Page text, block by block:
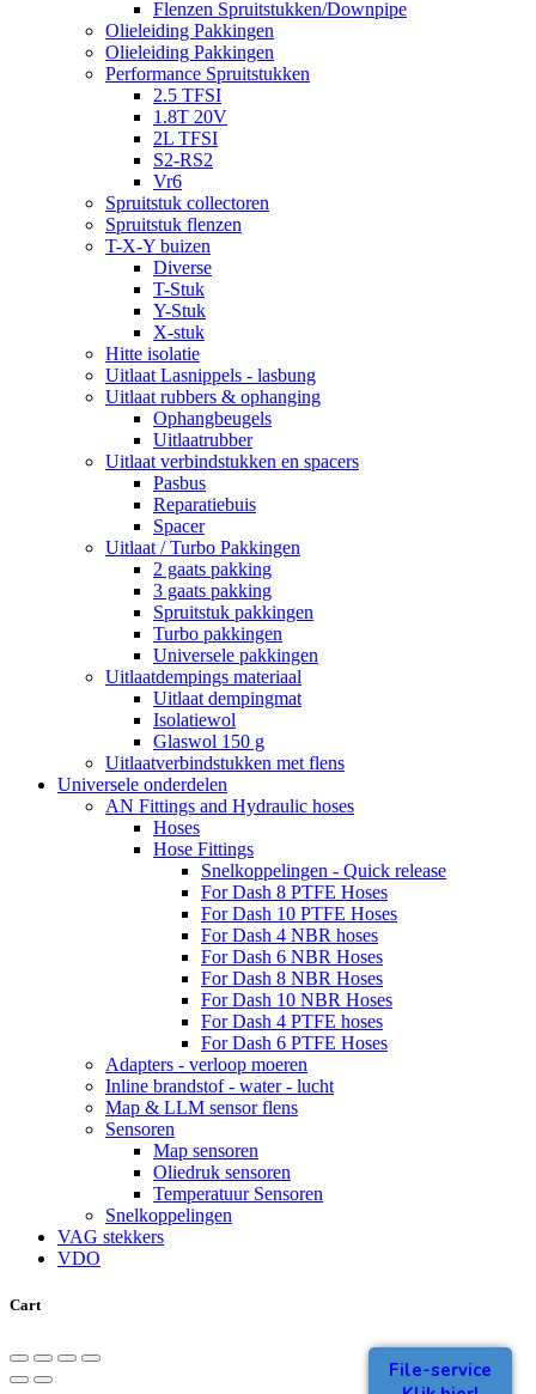
File-service
Flenzen Spruitstukken/Downpipe
Olieleiding Pakkingen
Olieleiding Pakkingen
Performance Spruitstukken
2.5 TFSI
1.8T 20V
2L TFSI
S2-RS2
Vr6
Spruitstuk collectoren
Spruitstuk flenzen
T-X-Y buizen
Diverse
T-Stuk
Y-Stuk
X-stuk
Hitte isolatie
Uitlaat Lasnippels - lasbung
Uitlaat rubbers & ophanging
Ophangbeugels
Uitlaatrubber
Uitlaat verbindstukken en spacers
Pasbus
Reparatiebuis
Spacer
Uitlaat / Turbo Pakkingen
2 gaats pakking
3 gaats pakking
Spruitstuk pakkingen
Turbo pakkingen
Universele pakkingen
Uitlaatdempings materiaal
Uitlaat dempingmat
Isolatiewol
Glaswol 150 g
Uitlaatverbindstukken met flens
Universele onderdelen
AN Fittings and Hydraulic hoses
Hoses
Hose Fittings
Snelkoppelingen - Quick release
For Dash 8 PTFE Hoses
For Dash 10 PTFE Hoses
For Dash 4 NBR hoses
For Dash 6 NBR Hoses
For Dash 8 NBR Hoses
For Dash 10 NBR Hoses
For Dash 4 PTFE hoses
For Dash 6 PTFE Hoses
Adapters - verloop moeren
Inline brandstof - water - lucht
Map & LLM sensor flens
Sensoren
Map sensoren
Oliedruk sensoren
Temperatuur Sensoren
Snelkoppelingen
VAG stekkers
VDO
Cart